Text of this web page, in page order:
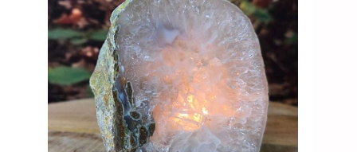
kan
gekozen
worden
op
de
productpagina